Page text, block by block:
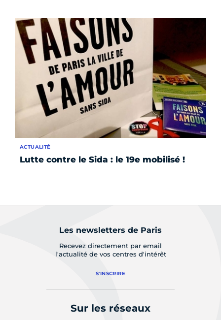
Lutte contre le Sida : le 19e mobilisé !
ACTUALITÉ
Les newsletters de Paris
Recevez directement par email
l'actualité de vos centres d'intérêt
S'INSCRIRE
Sur les réseaux